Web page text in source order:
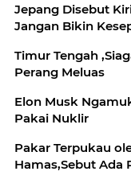
Jepang Disebut
Jangan Bikin
Timur Tengah
Perang Meluas
Elon Musk
Pakai Nuklir
Pakar Terpukau
Hamas,Sebut Ada